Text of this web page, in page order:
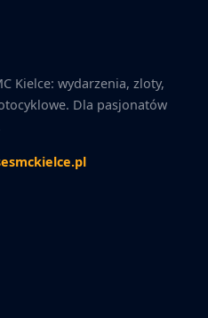
Kielce: wydarzenia, zloty,
Dla pasjonatów